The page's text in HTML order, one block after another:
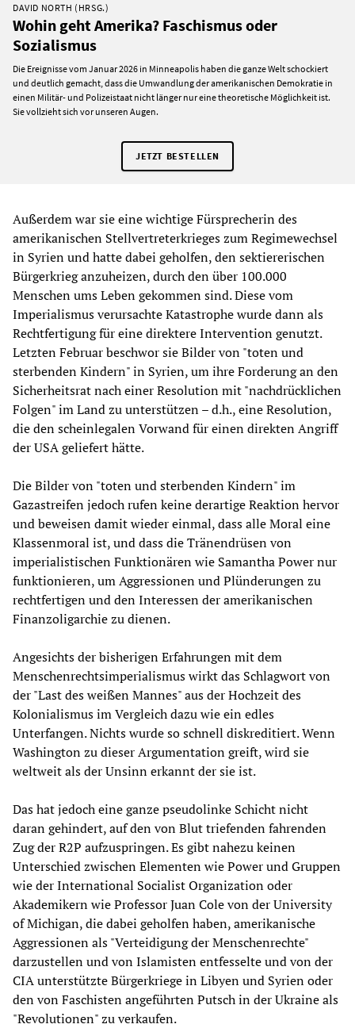
DAVID NORTH (HRSG.)
Wohin geht Amerika? Faschismus oder
Sozialismus
Die Ereignisse vom Januar 2026 in Minneapolis haben die ganze Welt schockiert
und deutlich gemacht, dass die Umwandlung der amerikanischen Demokratie in
einen Militär- und Polizeistaat nicht länger nur eine theoretische Möglichkeit ist.
Sie vollzieht sich vor unseren Augen.
JETZT BESTELLEN
Außerdem war sie eine wichtige Fürsprecherin des
amerikanischen Stellvertreterkrieges zum Regimewechsel
in Syrien und hatte dabei geholfen, den sektiererischen
Bürgerkrieg anzuheizen, durch den über 100.000
Menschen ums Leben gekommen sind. Diese vom
Imperialismus verursachte Katastrophe wurde dann als
Rechtfertigung für eine direktere Intervention genutzt.
Letzten Februar beschwor sie Bilder von "toten und
sterbenden Kindern" in Syrien, um ihre Forderung an den
Sicherheitsrat nach einer Resolution mit "nachdrücklichen
Folgen" im Land zu unterstützen – d.h., eine Resolution,
die den scheinlegalen Vorwand für einen direkten Angriff
der USA geliefert hätte.
Die Bilder von "toten und sterbenden Kindern" im
Gazastreifen jedoch rufen keine derartige Reaktion hervor
und beweisen damit wieder einmal, dass alle Moral eine
Klassenmoral ist, und dass die Tränendrüsen von
imperialistischen Funktionären wie Samantha Power nur
funktionieren, um Aggressionen und Plünderungen zu
rechtfertigen und den Interessen der amerikanischen
Finanzoligarchie zu dienen.
Angesichts der bisherigen Erfahrungen mit dem
Menschenrechtsimperialismus wirkt das Schlagwort von
der "Last des weißen Mannes" aus der Hochzeit des
Kolonialismus im Vergleich dazu wie ein edles
Unterfangen. Nichts wurde so schnell diskreditiert. Wenn
Washington zu dieser Argumentation greift, wird sie
weltweit als der Unsinn erkannt der sie ist.
Das hat jedoch eine ganze pseudolinke Schicht nicht
daran gehindert, auf den von Blut triefenden fahrenden
Zug der R2P aufzuspringen. Es gibt nahezu keinen
Unterschied zwischen Elementen wie Power und Gruppen
wie der International Socialist Organization oder
Akademikern wie Professor Juan Cole von der University
of Michigan, die dabei geholfen haben, amerikanische
Aggressionen als "Verteidigung der Menschenrechte"
darzustellen und von Islamisten entfesselte und von der
CIA unterstützte Bürgerkriege in Libyen und Syrien oder
den von Faschisten angeführten Putsch in der Ukraine als
"Revolutionen" zu verkaufen.